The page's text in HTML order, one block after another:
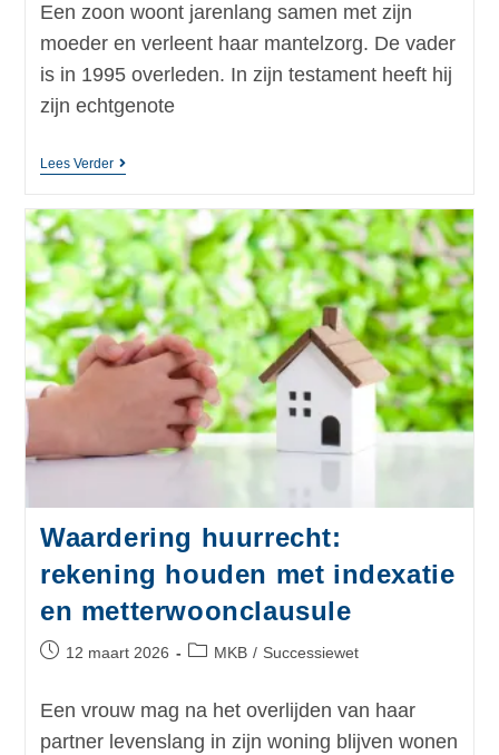
Een zoon woont jarenlang samen met zijn
moeder en verleent haar mantelzorg. De vader
is in 1995 overleden. In zijn testament heeft hij
zijn echtgenote
Lees Verder
Waardering huurrecht:
rekening houden met indexatie
en metterwoonclausule
12 maart 2026 MKB / Successiewet
Een vrouw mag na het overlijden van haar
partner levenslang in zijn woning blijven wonen